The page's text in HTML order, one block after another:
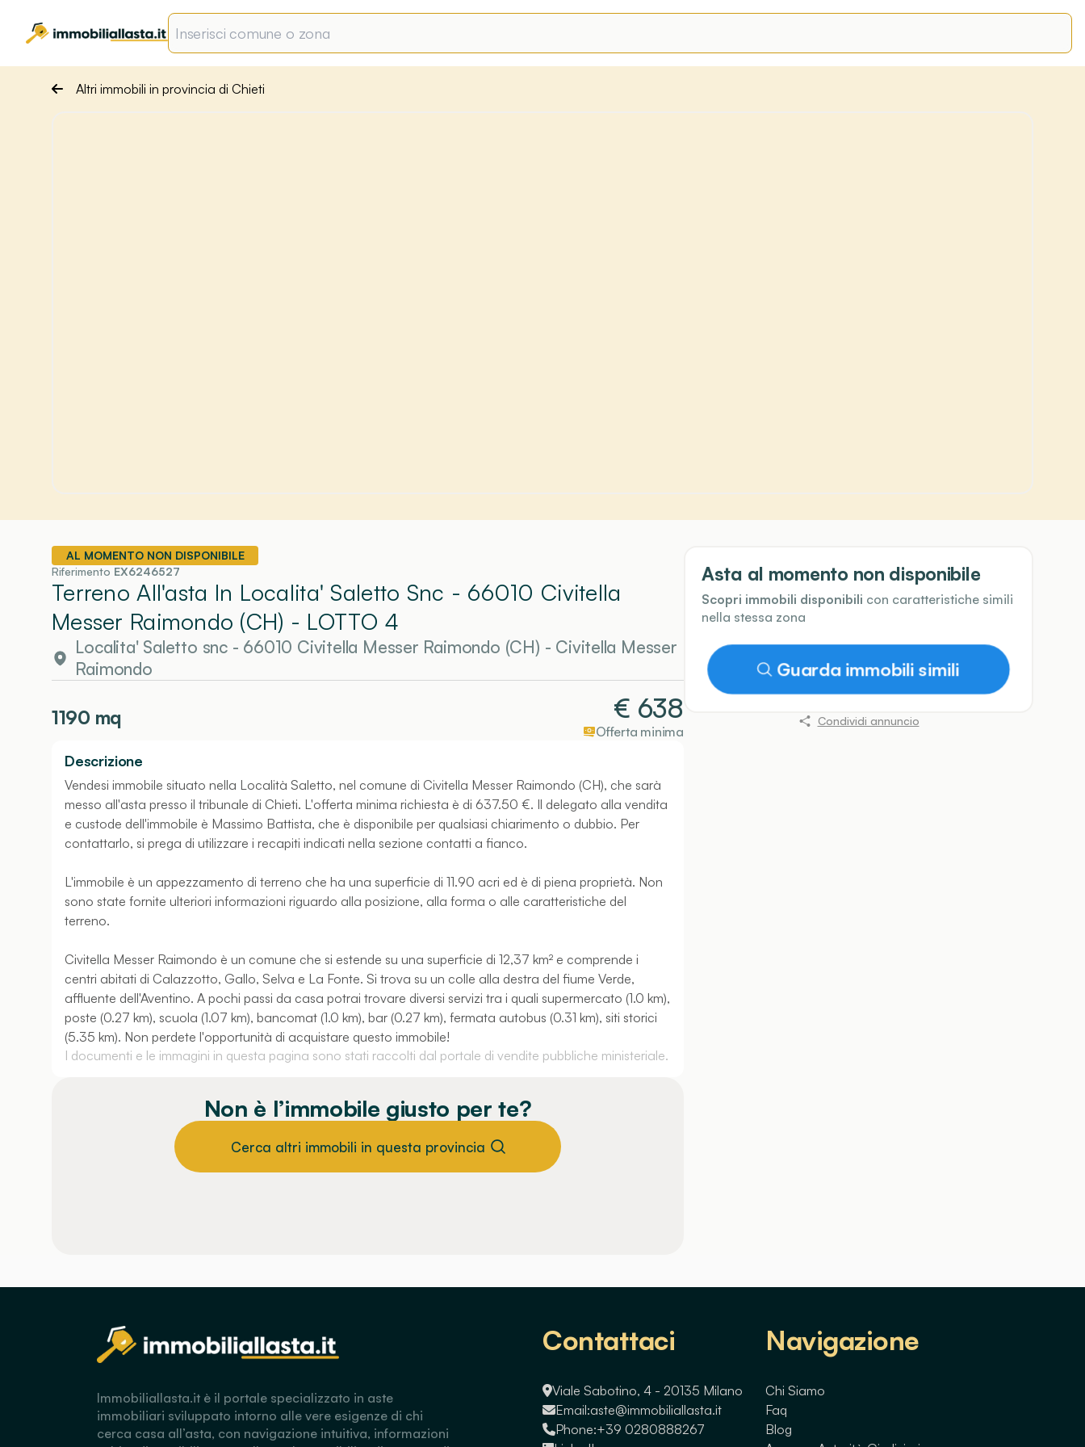
Altri immobili in provincia di Chieti
AL MOMENTO NON DISPONIBILE
Riferimento EX6246527
Terreno All'asta In Localita' Saletto Snc - 66010 Civitella
Messer Raimondo (CH) - LOTTO 4
Localita' Saletto snc - 66010 Civitella Messer Raimondo (CH) - Civitella Messer
Raimondo
1190 mq € 638
Offerta minima
Descrizione
Vendesi immobile situato nella Località Saletto, nel comune di Civitella Messer Raimondo (CH), che sarà
messo all'asta presso il tribunale di Chieti. L'offerta minima richiesta è di 637.50 €. Il delegato alla vendita
e custode dell'immobile è Massimo Battista, che è disponibile per qualsiasi chiarimento o dubbio. Per
contattarlo, si prega di utilizzare i recapiti indicati nella sezione contatti a fianco.
L'immobile è un appezzamento di terreno che ha una superficie di 11.90 acri ed è di piena proprietà. Non
sono state fornite ulteriori informazioni riguardo alla posizione, alla forma o alle caratteristiche del
terreno.
Civitella Messer Raimondo è un comune che si estende su una superficie di 12,37 km² e comprende i
centri abitati di Calazzotto, Gallo, Selva e La Fonte. Si trova su un colle alla destra del fiume Verde,
affluente dell'Aventino. A pochi passi da casa potrai trovare diversi servizi tra i quali supermercato (1.0 km),
poste (0.27 km), scuola (1.07 km), bancomat (1.0 km), bar (0.27 km), fermata autobus (0.31 km), siti storici
(5.35 km). Non perdete l'opportunità di acquistare questo immobile!
I documenti e le immagini in questa pagina sono stati raccolti dal portale di vendite pubbliche ministeriale.
Non è l’immobile giusto per te?
Cerca altri immobili in questa provincia
Asta al momento non disponibile
Scopri immobili disponibili con caratteristiche simili
nella stessa zona
Guarda immobili simili
Condividi annuncio
Immobiliallasta.it è il portale specializzato in aste
immobiliari sviluppato intorno alle vere esigenze di chi
cerca casa all’asta, con navigazione intuitiva, informazioni
Contattaci
Viale Sabotino, 4 - 20135 Milano
Email:aste@immobiliallasta.it
Phone:+39 0280888267
Navigazione
Chi Siamo
Faq
Blog